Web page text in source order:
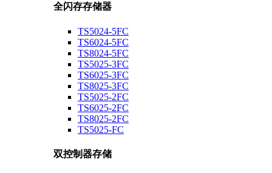
全闪存存储器
TS5024-5FC
TS6024-5FC
TS8024-5FC
TS5025-3FC
TS6025-3FC
TS8025-3FC
TS5025-2FC
TS6025-2FC
TS8025-2FC
TS5025-FC
双控制器存储